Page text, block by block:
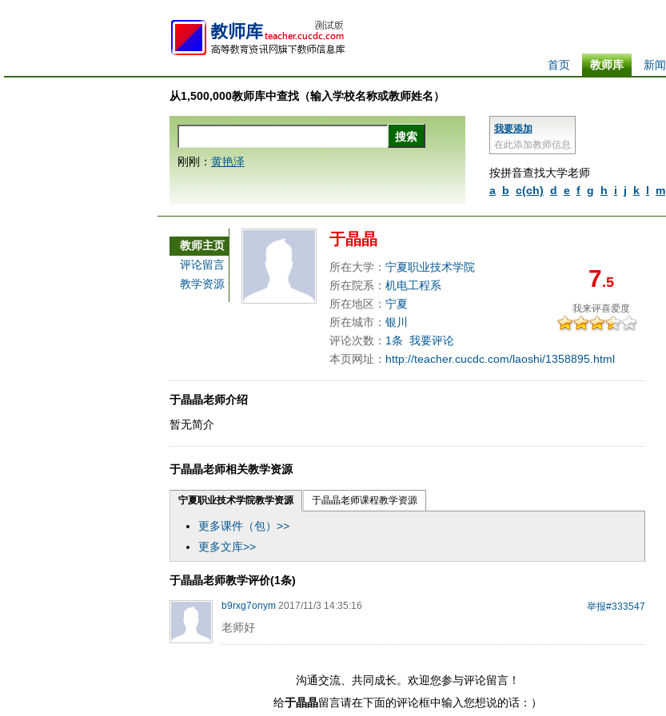
新闻
教师库
首页
从1,500,000教师库中查找（输入学校名称或教师姓名）
我要添加
在此添加教师信息
按拼音查找大学老师
a b c(ch) d e f g h i j k l m
刚刚： 黄艳泽
教师主页
评论留言
教学资源
于晶晶
7.5
我来评喜爱度
所在大学： 宁夏职业技术学院
所在院系： 机电工程系
所在地区： 宁夏
所在城市： 银川
评论次数： 1条 我要评论
本页网址： http://teacher.cucdc.com/laoshi/1358895.html
于晶晶老师介绍
暂无简介
于晶晶老师相关教学资源
宁夏职业技术学院教学资源 于晶晶老师课程教学资源
更多课件（包）>>
更多文库>>
于晶晶老师教学评价(1条)
举报#333547
b9rxg7onym 2017/11/3 14:35:16
老师好
沟通交流、共同成长。欢迎您参与评论留言！
给于晶晶留言请在下面的评论框中输入您想说的话：）